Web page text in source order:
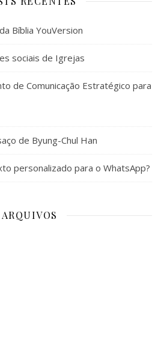
Bíblia YouVersion
sociais de Igrejas
de Comunicação Estratégico para
de Byung-Chul Han
personalizado para o WhatsApp?
ARQUIVOS